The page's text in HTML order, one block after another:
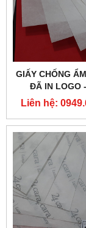
GIẤY CHỐNG
ĐÃ IN LOGO
LƯỢNG
Liên hệ: